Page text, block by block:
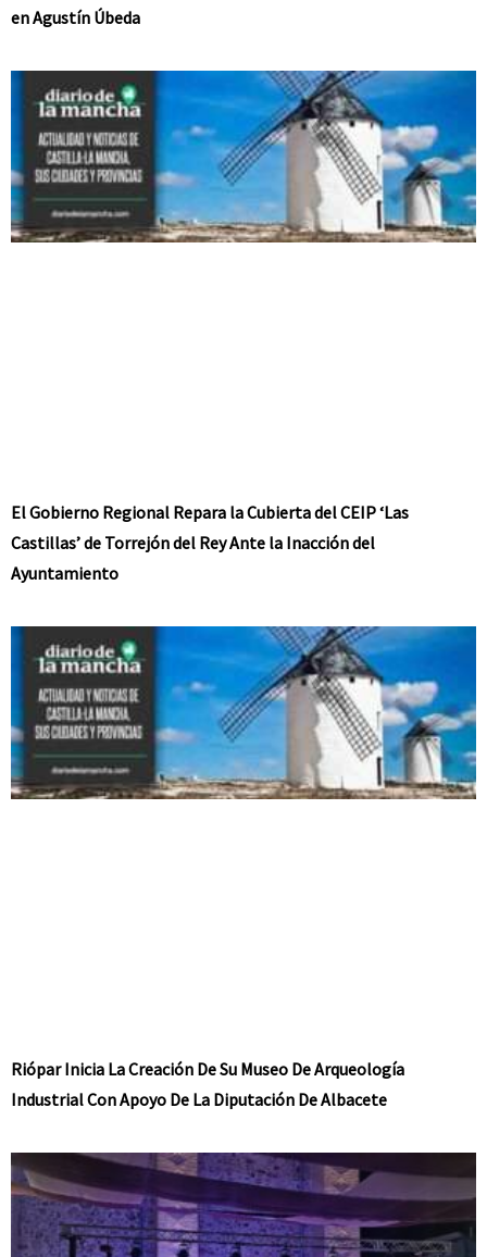
en Agustín Úbeda
El Gobierno Regional Repara la Cubierta del CEIP ‘Las
Castillas’ de Torrejón del Rey Ante la Inacción del
Ayuntamiento
Riópar Inicia La Creación De Su Museo De Arqueología
Industrial Con Apoyo De La Diputación De Albacete